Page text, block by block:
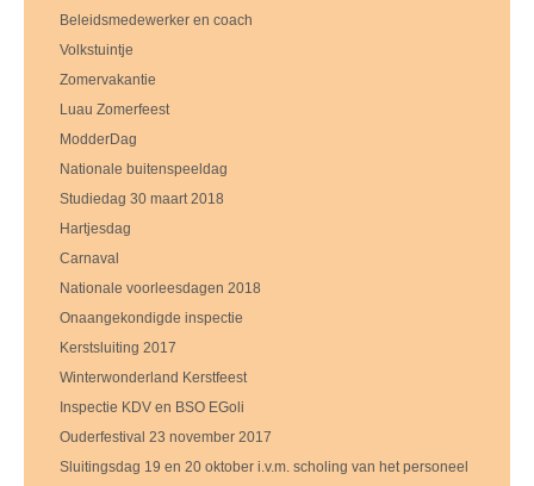
Beleidsmedewerker en coach
Volkstuintje
Zomervakantie
Luau Zomerfeest
ModderDag
Nationale buitenspeeldag
Studiedag 30 maart 2018
Hartjesdag
Carnaval
Nationale voorleesdagen 2018
Onaangekondigde inspectie
Kerstsluiting 2017
Winterwonderland Kerstfeest
Inspectie KDV en BSO EGoli
Ouderfestival 23 november 2017
Sluitingsdag 19 en 20 oktober i.v.m. scholing van het personeel